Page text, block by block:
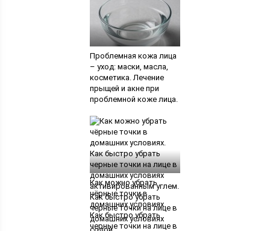
Проблемная кожа лица
– уход: маски, масла,
косметика. Лечение
прыщей и акне при
проблемной коже лица.
проблем. Видео: Как
избавиться от прыщей
и следов от них на
проблемной коже
Как можно убрать
чёрные точки в
домашних условиях.
Как быстро убрать
черные точки на лице в